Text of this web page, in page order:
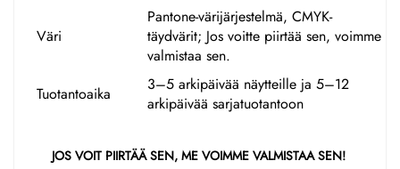
Väri
Pantone-värijärjestelmä, CMYK-
täydvärit; Jos voitte piirtää sen, voimme
valmistaa sen.
Tuotantoaika
3–5 arkipäivää näytteille ja 5–12
arkipäivää sarjatuotantoon
JOS VOIT PIIRTÄÄ SEN, ME VOIMME VALMISTAA SEN!